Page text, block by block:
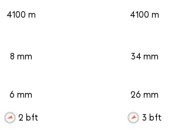
4100 m
8 mm
6 mm
2 bft
4100 m
34 mm
26 mm
3 bft